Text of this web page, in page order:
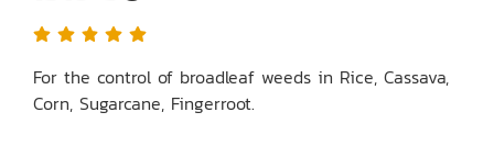
For the control of broadleaf weeds in Rice, Cassava,
Corn, Sugarcane, Fingerroot.